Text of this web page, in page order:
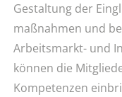
Gestaltung der
maßnahmen und
Arbeitsmarkt- und
können die
Kompetenzen